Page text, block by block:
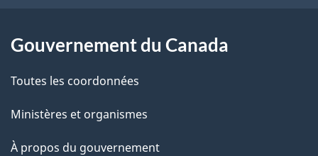
a
g
e
a
c
i
o
Gouvernement du Canada
Toutes les coordonnées
Ministères et organismes
À propos du gouvernement